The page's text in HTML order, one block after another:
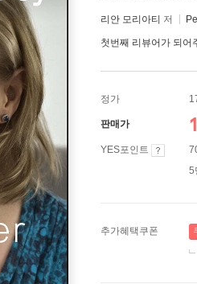
리안 모리아티 저
첫번째 리뷰어가 되어
정가
판매가
YES포인트
5
추가혜택쿠폰